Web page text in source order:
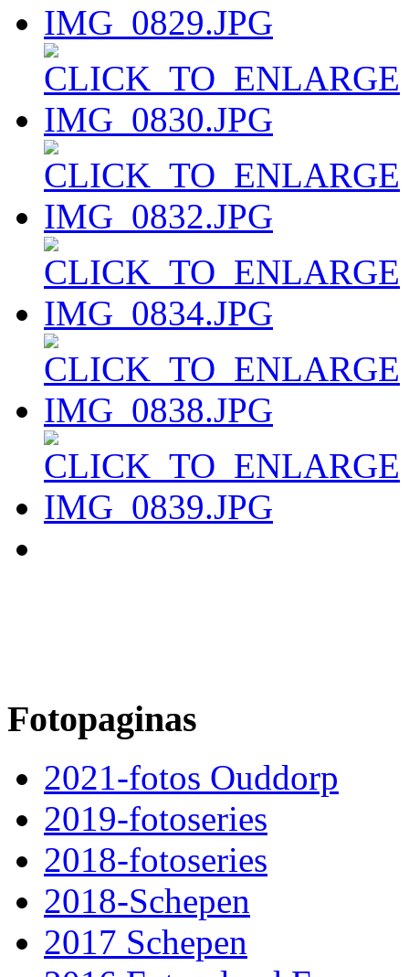
Fotopaginas
2021-fotos Ouddorp
2019-fotoseries
2018-fotoseries
2018-Schepen
2017 Schepen